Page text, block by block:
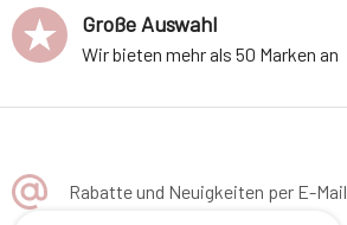
Große Auswahl
Wir bieten mehr als 50 Marken an
Rabatte und Neuigkeiten per E-Mail